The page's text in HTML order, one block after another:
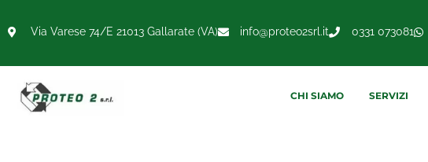
Via Varese 74/E 21013 Gallarate (VA) info@proteo2srl.it 0331 073081
CHI SIAMO SERVIZI